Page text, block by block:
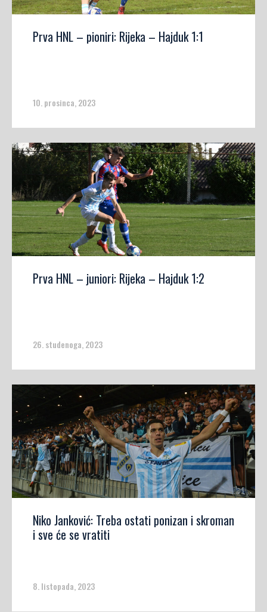
Prva HNL – pioniri: Rijeka – Hajduk 1:1
10. prosinca, 2023
Prva HNL – juniori: Rijeka – Hajduk 1:2
26. studenoga, 2023
Niko Janković: Treba ostati ponizan i skroman
i sve će se vratiti
8. listopada, 2023